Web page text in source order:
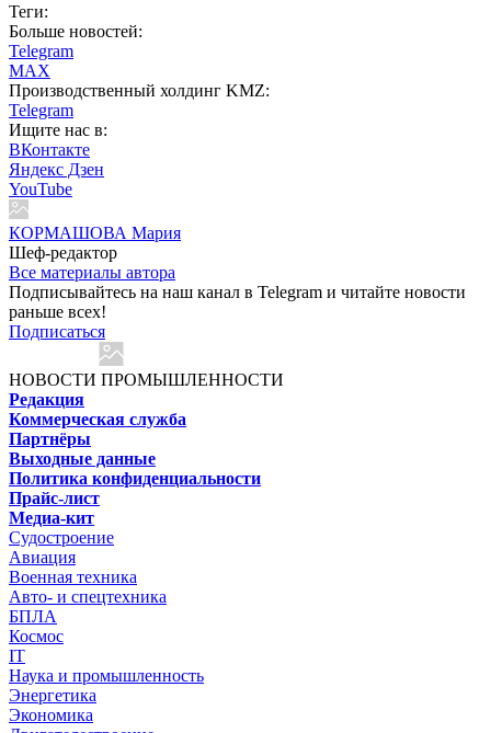
Теги:
Больше новостей:
Telegram
MAX
Производственный холдинг KMZ:
Telegram
Ищите нас в:
ВКонтакте
Яндекс Дзен
YouTube
КОРМАШОВА Мария
Шеф-редактор
Все материалы автора
Подписывайтесь на наш канал в Telegram и читайте новости
раньше всех!
Подписаться
НОВОСТИ ПРОМЫШЛЕННОСТИ
Редакция
Коммерческая служба
Партнёры
Выходные данные
Политика конфиденциальности
Прайс-лист
Медиа-кит
Судостроение
Авиация
Военная техника
Авто- и спецтехника
БПЛА
Космос
IT
Наука и промышленность
Энергетика
Экономика